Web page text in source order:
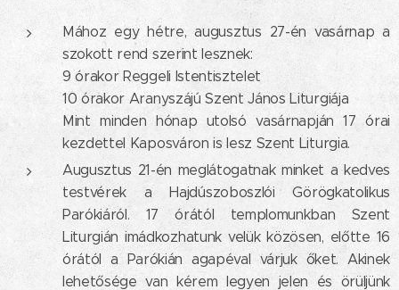
Mához egy hétre, augusztus 27-én vasárnap a
szokott rend szerint lesznek:
9 órakor Reggeli Istentisztelet
10 órakor Aranyszájú Szent János Liturgiája
Mint minden hónap utolsó vasárnapján 17 órai
kezdettel Kaposváron is lesz Szent Liturgia.
Augusztus 21-én meglátogatnak minket a kedves
testvérek a Hajdúszoboszlói Görögkatolikus
Parókiáról. 17 órától templomunkban Szent
Liturgián imádkozhatunk velük közösen, előtte 16
órától a Parókián agapéval várjuk őket. Akinek
lehetősége van kérem legyen jelen és örüljünk